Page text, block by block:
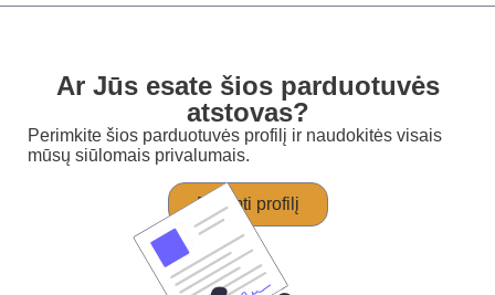
Ar Jūs esate šios parduotuvės
atstovas?
Perimkite šios parduotuvės profilį ir naudokitės visais
mūsų siūlomais privalumais.
Perimti profilį